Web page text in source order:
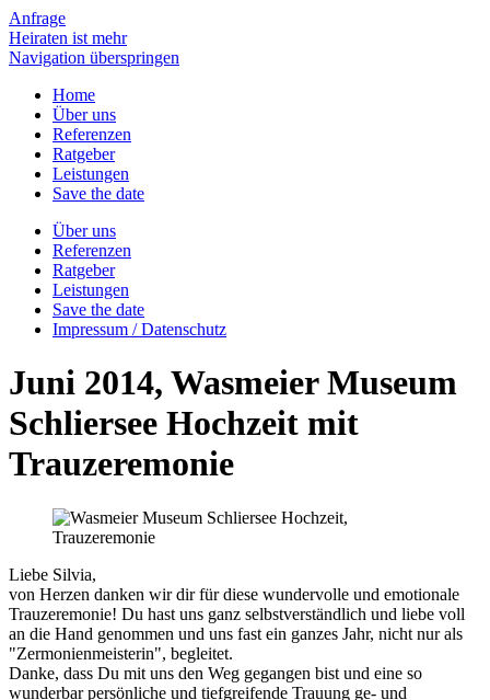
Anfrage
Heiraten ist mehr
Navigation überspringen
Home
Über uns
Referenzen
Ratgeber
Leistungen
Save the date
Über uns
Referenzen
Ratgeber
Leistungen
Save the date
Impressum / Datenschutz
Juni 2014, Wasmeier Museum
Schliersee Hochzeit mit
Trauzeremonie
Liebe Silvia,
von Herzen danken wir dir für diese wundervolle und emotionale
Trauzeremonie! Du hast uns ganz selbstverständlich und liebe voll
an die Hand genommen und uns fast ein ganzes Jahr, nicht nur als
"Zermonienmeisterin", begleitet.
Danke, dass Du mit uns den Weg gegangen bist und eine so
wunderbar persönliche und tiefgreifende Trauung ge- und